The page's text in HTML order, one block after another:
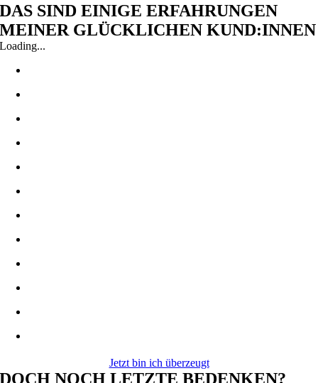
DAS SIND EINIGE ERFAHRUNGEN
MEINER GLÜCKLICHEN KUND:INNEN
Loading...
Jetzt bin ich überzeugt
DOCH NOCH LETZTE BEDENKEN?